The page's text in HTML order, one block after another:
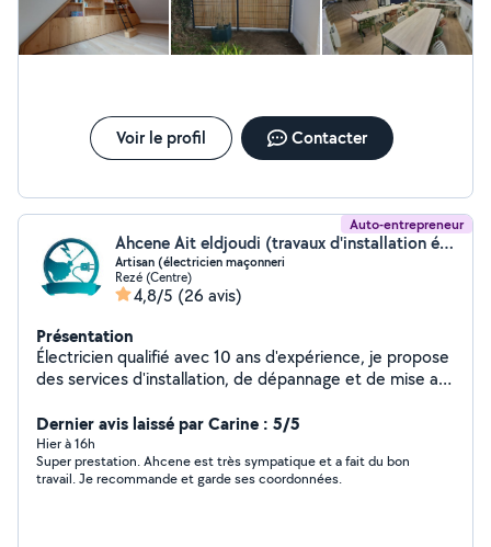
Voir le profil Contacter
Auto-entrepreneur
Ahcene Ait eldjoudi (travaux d'installation électrique tous les locaux)
Artisan (électricien maçonneri
Rezé (Centre)
4,8/5 (26 avis)
Présentation
Électricien qualifié avec 10 ans d'expérience, je propose
des services d'installation, de dépannage et de mise aux
soin ( placo, petite maconnerais, peintures etc.. allant
de petites réparations à des projets plus complexes.
Contactez-moi pour un devis personnalisé et un service
de qualité...
Dernier avis laissé par Carine : 5/5
Hier à 16h
Super prestation. Ahcene est très sympatique et a fait du bon
travail. Je recommande et garde ses coordonnées.